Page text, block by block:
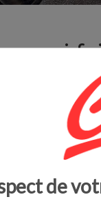
qui
"positifs" au
et des
de